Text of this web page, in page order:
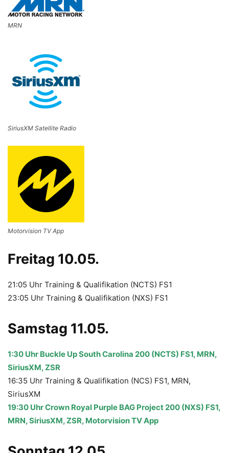
MRN
SiriusXM Satellite Radio
Motorvision TV App
Freitag 10.05.
21:05 Uhr Training & Qualifikation (NCTS) FS1
23:05 Uhr Training & Qualifikation (NXS) FS1
Samstag 11.05.
1:30 Uhr Buckle Up South Carolina 200 (NCTS) FS1, MRN,
SiriusXM, ZSR
16:35 Uhr Training & Qualifikation (NCS) FS1, MRN,
SiriusXM
19:30 Uhr Crown Royal Purple BAG Project 200 (NXS) FS1,
MRN, SiriusXM, ZSR, Motorvision TV App